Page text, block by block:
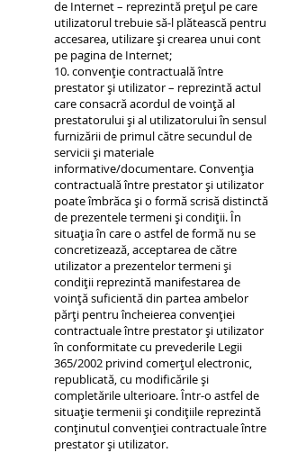
de Internet – reprezintă prețul pe care
utilizatorul trebuie să-l plătească pentru
accesarea, utilizare și crearea unui cont
pe pagina de Internet;
10. convenție contractuală între
prestator și utilizator – reprezintă actul
care consacră acordul de voință al
prestatorului și al utilizatorului în sensul
furnizării de primul către secundul de
servicii și materiale
informative/documentare. Convenția
contractuală între prestator și utilizator
poate îmbrăca și o formă scrisă distinctă
de prezentele termeni și condiții. În
situația în care o astfel de formă nu se
concretizează, acceptarea de către
utilizator a prezentelor termeni și
condiții reprezintă manifestarea de
voință suficientă din partea ambelor
părți pentru încheierea convenției
contractuale între prestator și utilizator
în conformitate cu prevederile Legii
365/2002 privind comerțul electronic,
republicată, cu modificările și
completările ulterioare. Într-o astfel de
situație termenii și condițiile reprezintă
conținutul convenției contractuale între
prestator și utilizator.